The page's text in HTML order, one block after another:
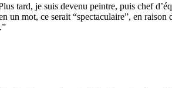
tard, je suis devenu peintre, puis chef
mot, ce serait “spectaculaire”, en raison